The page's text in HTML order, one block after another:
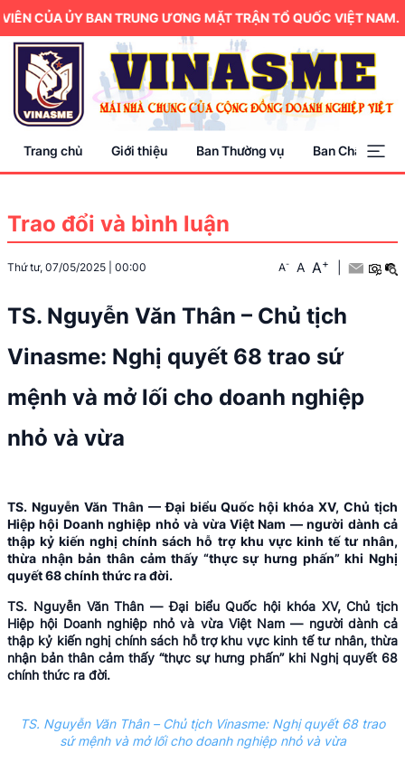
CỦA ỦY BAN TRUNG ƯƠNG MẶT TRẬN TỔ QUỐC VIỆT NAM.
Trang chủ Giới thiệu Ban Thường vụ Ban Chấp hành
Trao đổi và bình luận
Thứ tư, 07/05/2025 00:00 A- A A+
TS. Nguyễn Văn Thân – Chủ tịch
Vinasme: Nghị quyết 68 trao sứ
mệnh và mở lối cho doanh nghiệp
nhỏ và vừa
TS. Nguyễn Văn Thân — Đại biểu Quốc hội khóa XV, Chủ tịch
Hiệp hội Doanh nghiệp nhỏ và vừa Việt Nam — người dành cả
thập kỷ kiến nghị chính sách hỗ trợ khu vực kinh tế tư nhân,
thừa nhận bản thân cảm thấy “thực sự hưng phấn” khi Nghị
quyết 68 chính thức ra đời.
TS. Nguyễn Văn Thân — Đại biểu Quốc hội khóa XV, Chủ tịch
Hiệp hội Doanh nghiệp nhỏ và vừa Việt Nam — người dành cả
thập kỷ kiến nghị chính sách hỗ trợ khu vực kinh tế tư nhân, thừa
nhận bản thân cảm thấy “thực sự hưng phấn” khi Nghị quyết 68
chính thức ra đời.
TS. Nguyễn Văn Thân – Chủ tịch Vinasme: Nghị quyết 68 trao
sứ mệnh và mở lối cho doanh nghiệp nhỏ và vừa